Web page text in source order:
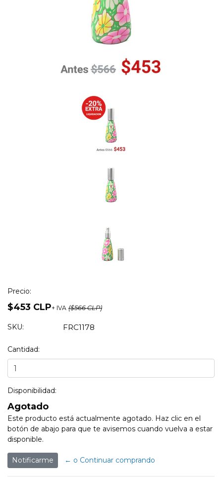
Precio:
$453 CLP+ IVA ($566 CLP)
SKU: FRC1178
Cantidad:
Disponibilidad:
Agotado
Este producto está actualmente agotado. Haz clic en el
botón de abajo para que te avisemos cuando vuelva a estar
disponible.
Notificarme ← o Continuar comprando